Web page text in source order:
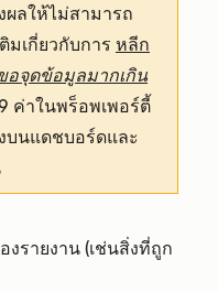
ผลให้ไม่สามารถ
มเกี่ยวกับการ หลีก
อจุดข้อมูลมากเกิน
ค่าในพร็อพเพอร์ตี้
บนแดชบอร์ดและ
รายงาน (เช่นสิ่งที่ถูก